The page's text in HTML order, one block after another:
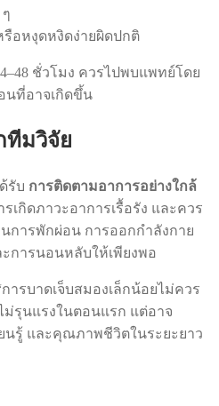
อหงุดหงิดง่ายผิดปกติ
ชั่วโมง ควรไปพบแพทย์โดย
นที่อาจเกิดขึ้น
ทีมวิจัย
รับ การติดตามอาการอย่างใกล้
เกิดภาวะอาการเรื้อรัง และควร
การพักผ่อน การออกกำลังกาย
ะการนอนหลับให้เพียงพอ
ารบาดเจ็บสมองเล็กน้อยไม่ควร
ม่รุนแรงในตอนแรก แต่อาจ
นรู้ และคุณภาพชีวิตในระยะยาว